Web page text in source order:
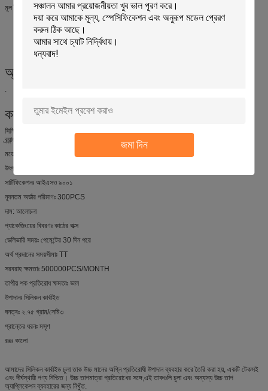
জমা দিন
মূল বৈশিষ্ট্য:
অগ্নি প্রতিরোধী সিলিকন কার্বাইড চুলা তাক
উচ্চ-শক্তি সিলিকন কার্বাইড চুলা তাক
উচ্চ তাপমাত্রা প্রতিরোধী সিলিকন কার্বাইড চুল্লি তাক
অ্যাপ্লিকেশনঃ
.
কাস্টমাইজেশনঃ
সিলিকন কার্বাইড চুল্লি তাক জন্য কাস্টমাইজেশন সেবা
ব্র্যান্ড নামঃ কামতাই
মডেল নম্বরঃ KT-THGB
উৎপত্তিস্থল: চীন
সার্টিফিকেশনঃ আইএসও ৯০০১
ন্যূনতম অর্ডার পরিমাণঃ 300PCS
দাম: আলোচনা
প্যাকেজিংয়ের বিবরণঃ কাঠের বাক্স
ডেলিভারি সময়ঃ পেমেন্টের 30 দিন পরে
অর্থ প্রদানের সময়সীমাঃ TT
সরবরাহ ক্ষমতাঃ 500000PCS/MONTH
তাপীয় শক প্রতিরোধ ক্ষমতাঃ ভাল
উপাদানঃ সিলিকন কার্বাইড
ঘনত্বঃ ২.৭৫ গ্রাম/সেমি৩
প্রান্তের ধরনঃ মসৃণ
রঙঃ কালো
আমাদের সিলিকন কার্বাইড চুলা তাক উচ্চ মানের অগ্নি প্রতিরোধী উপাদান ব্যবহার করে তৈরি করা হয়, একটি টেকসই
এবং দীর্ঘস্থায়ী পণ্য নিশ্চিত। উচ্চ তাপমাত্রা প্রতিরোধের সঙ্গে,এই তাকগুলি চুলা এবং অন্যান্য উচ্চ তাপ
অ্যাপ্লিকেশন ব্যবহারের জন্য নিখুঁত.